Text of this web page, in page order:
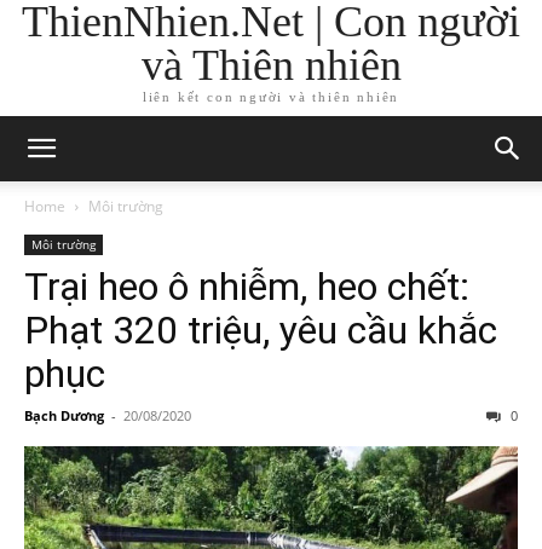
ThienNhien.Net | Con người
và Thiên nhiên
liên kết con người và thiên nhiên
Home Môi trường
Môi trường
Trại heo ô nhiễm, heo chết:
Phạt 320 triệu, yêu cầu khắc
phục
Bạch Dương - 20/08/2020 0